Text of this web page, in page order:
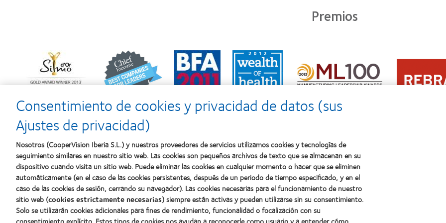
Premios
about
Premio
al
producto
con
MyDay™
Learn
more
about
2012
2010:
Mejor
empresa
para
el
desarrollo
del
liderazgo
Learn
more
about
2011:
la
mejor
Learn
more
about
2011:
a
la
Learn
more
about
Premio
Manufacturing
100)
(2012)
Learn
more
about
2012
Nuestros productos
Encuentre su lente
Sobre nosotros
Carreras
Legal
Consentimiento de cookies y privacidad de datos (sus
Ajustes de privacidad)
Nosotros (CooperVision Iberia S.L.) y nuestros proveedores de servicios utilizamos cookies y tecnologías de
seguimiento similares en nuestro sitio web. Las cookies son pequeños archivos de texto que se almacenan en su
dispositivo cuando visita un sitio web. Puede eliminar las cookies en cualquier momento o hacer que se eliminen
automáticamente (en el caso de las cookies persistentes, después de un periodo de tiempo especificado, y en el
caso de las cookies de sesión, cerrando su navegador). Las cookies necesarias para el funcionamiento de nuestro
sitio web (cookies estrictamente necesarias) siempre están activas y pueden utilizarse sin su consentimiento.
Solo se utilizarán cookies adicionales para fines de rendimiento, funcionalidad o focalización con su